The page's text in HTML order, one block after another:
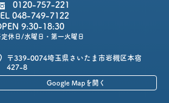
0120-757-221
048-749-7122
9:30-18:30
休日/水曜日・第一火曜日
〒339-0074埼玉県さいたま市岩槻区本宿
427-8
Google Mapを開く